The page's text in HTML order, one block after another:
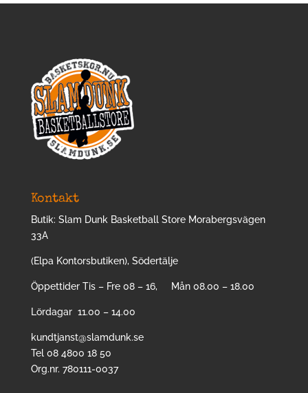
Kontakt
Butik: Slam Dunk Basketball Store Morabergsvägen
33A
(Elpa Kontorsbutiken), Södertälje
Öppettider Tis – Fre 08 – 16, Mån 08.00 – 18.00
Lördagar 11.00 – 14.00
kundtjanst@slamdunk.se
Tel 08 4800 18 50
Org.nr. 780111-0037